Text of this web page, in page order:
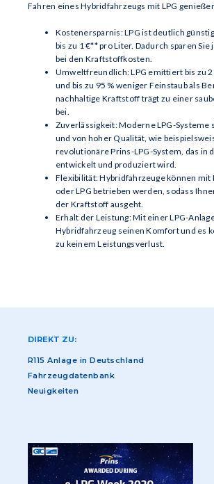
Fahren eines Hybridfahrzeugs mit LPG
Kostenersparnis: LPG ist deutlich
bis zu 1 €** pro Liter. Dadurch sparen
bei den Kraftstoffkosten.
Umweltfreundlich: LPG emittiert bis zu
und bis zu 95 % weniger Feinstaub als
nachhaltige Kraftstoff trägt zu einer
bei.
Zuverlässigkeit: Moderne LPG-Systeme
und von hoher Qualität, wie
revolutionäre Prins-LPG-System, das in
entwickelt und produziert wird.
Flexibilität: Hybridfahrzeuge können mit
oder LPG betrieben werden, sodass
der Kraftstoff ausgeht.
Erhalt der Leistung: Mit einer LPG-
Hybridfahrzeug seinen Komfort und es
zu keinem Leistungsverlust.
DIREKT ZU:
R115 Anlage in Deutschland
Fahrzeugdatenbank
Neuigkeiten